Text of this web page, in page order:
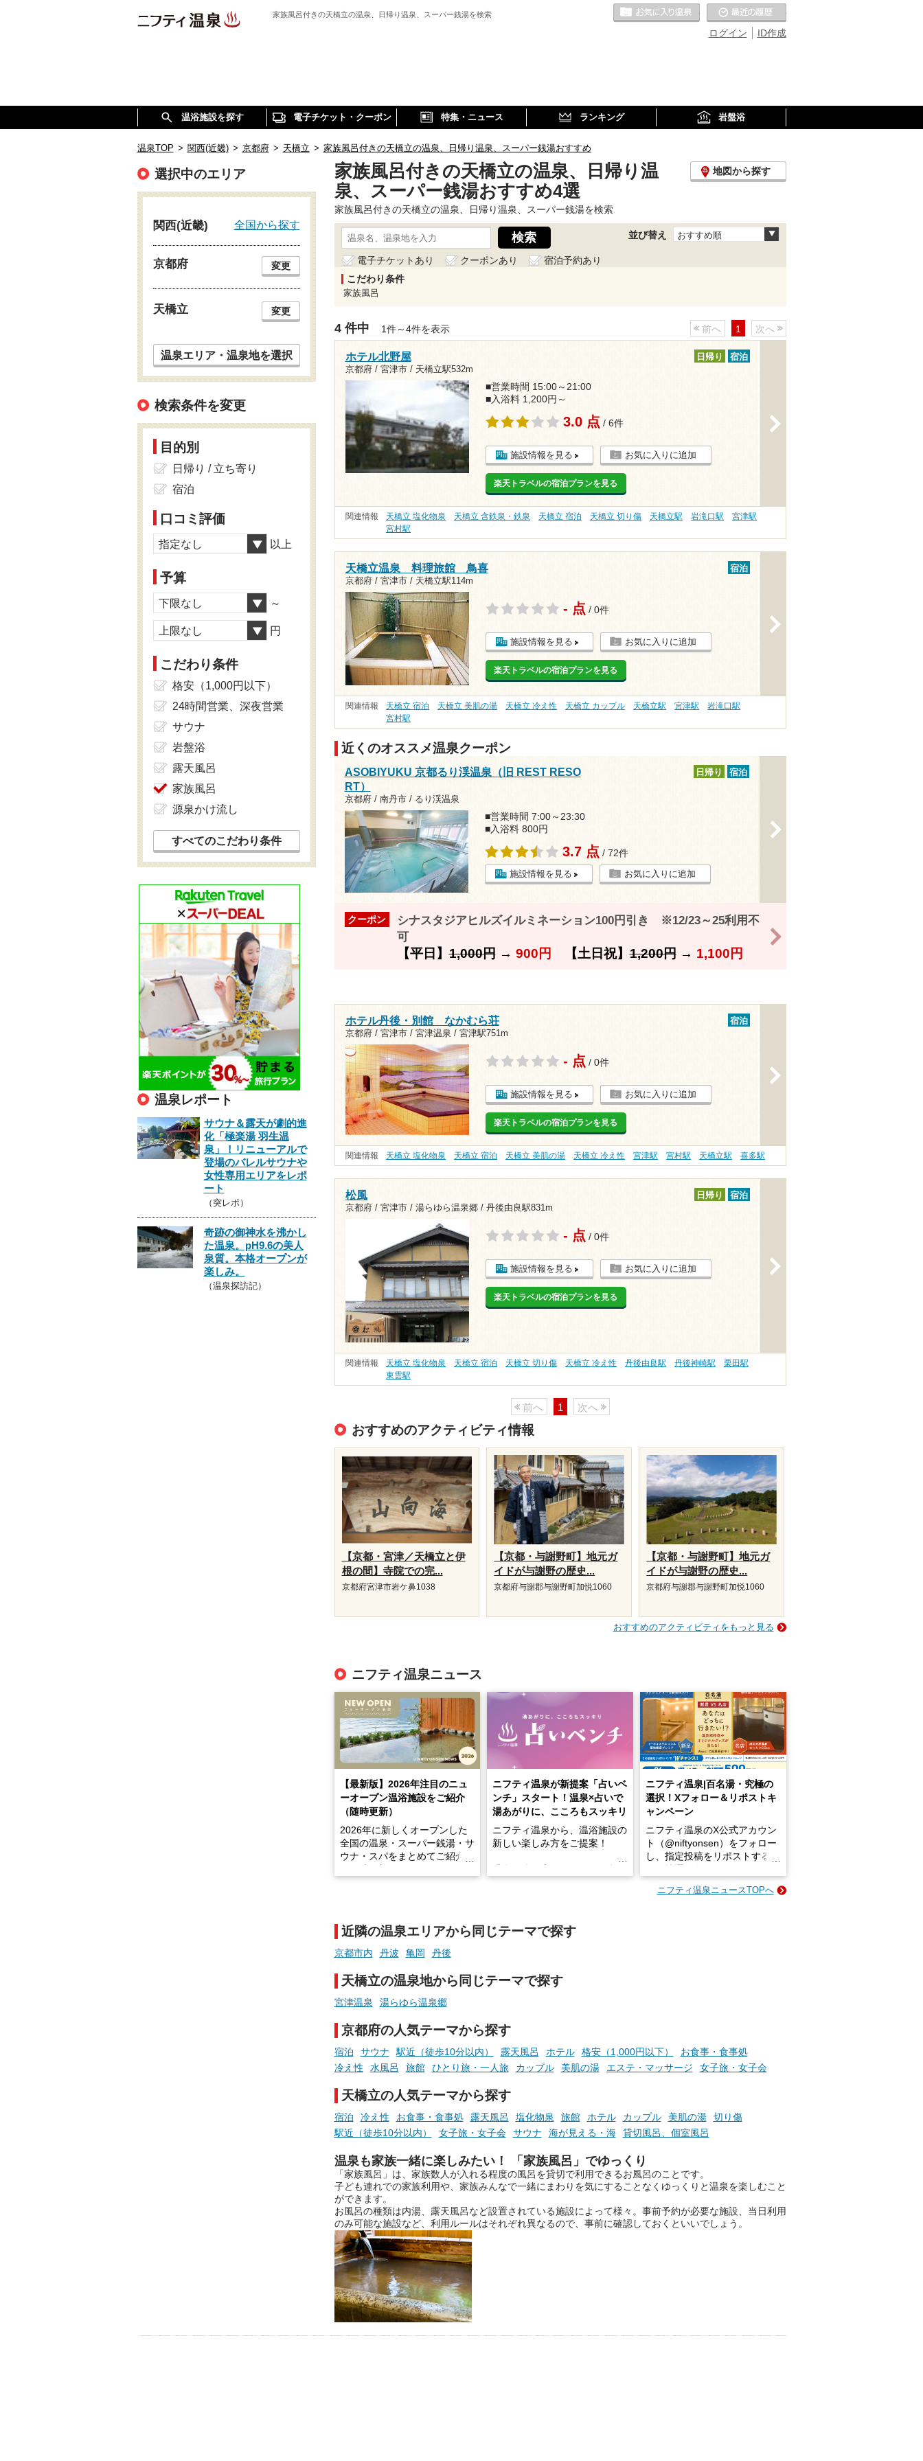
家族風呂付きの天橋立の温泉、日帰り温泉、スーパー銭湯を検索
ID作成
ログイン
お気に入りの温泉
温浴施設を探す 電子チケット・クーポン 特集・ニュース ランキング 岩盤浴
温泉TOP > 関西(近畿) > 京都府 > 天橋立 > 家族風呂付きの天橋立の温泉、日帰り温泉、スーパー銭湯おすすめ
家族風呂付きの天橋立の温泉、日帰り温
泉、スーパー銭湯おすすめ4選
地図から探す
家族風呂付きの天橋立の温泉、日帰り温泉、スーパー銭湯を検索
並び替え おすすめ順
電子チケットあり クーポンあり
宿泊予約あり
こだわり条件
家族風呂
4 件中 1件～4件を表示 前へ 1 次へ
ホテル北野屋
京都府 / 宮津市 / 天橋立駅532m
日帰り 宿泊
■営業時間 15:00～21:00
■入浴料 1,200円～
3.0 点 / 6件
施設情報を見る お気に入りに追加
楽天トラベルの宿泊プランを見る
関連情報 天橋立 塩化物泉 天橋立 含鉄泉・鉄泉 天橋立 宿泊 天橋立 切り傷 天橋立駅 岩滝口駅
宮津駅
宮村駅
天橋立温泉 料理旅館 鳥喜
京都府 / 宮津市 / 天橋立駅114m
宿泊
- 点 / 0件
施設情報を見る お気に入りに追加
楽天トラベルの宿泊プランを見る
関連情報 天橋立 宿泊 天橋立 美肌の湯 天橋立 冷え性 天橋立 カップル 天橋立駅 宮津駅
岩滝口駅
宮村駅
近くのオススメ温泉クーポン
ASOBIYUKU 京都るり渓温泉（旧 REST RESO
RT）
京都府 / 南丹市 / るり渓温泉
日帰り 宿泊
■営業時間 7:00～23:30
■入浴料 800円
3.7 点 / 72件
施設情報を見る お気に入りに追加
クーポン
シナスタジアヒルズイルミネーション100円引き ※12/23～25利用不
可
【平日】1,000円→ 900円 【土日祝】1,200円→ 1,100円
ホテル丹後・別館 なかむら荘
京都府 / 宮津市 / 宮津温泉 / 宮津駅751m
宿泊
- 点 / 0件
施設情報を見る お気に入りに追加
楽天トラベルの宿泊プランを見る
関連情報 天橋立 塩化物泉 天橋立 宿泊 天橋立 美肌の湯 天橋立 冷え性 宮津駅 宮村駅 天橋立駅 喜多駅
松風
京都府 / 宮津市 / 湯らゆら温泉郷 / 丹後由良駅831m
日帰り 宿泊
- 点 / 0件
施設情報を見る お気に入りに追加
楽天トラベルの宿泊プランを見る
関連情報 天橋立 塩化物泉 天橋立 宿泊 天橋立 切り傷 天橋立 冷え性 丹後由良駅 丹後神崎駅
栗田駅
東雲駅
前へ 1 次へ
おすすめのアクティビティ情報
【京都・宮津／天橋立と伊
根の間】寺院での完...
京都府宮津市岩ケ鼻1038
【京都・与謝野町】地元ガ
イドが与謝野の歴史...
京都府与謝郡与謝野町加悦1060
【京都・与謝野町】地元ガ
イドが与謝野の歴史...
京都府与謝郡与謝野町加悦1060
おすすめのアクティビティをもっと見る
ニフティ温泉ニュース
【最新版】2026年注目のニュ
ーオープン温浴施設をご紹介
（随時更新）
2026年に新しくオープンした
全国の温泉・スーパー銭湯・サ
ウナ・スパをまとめてご紹介！
います。
現地取材記事もあわせて紹介し
ていますので、気になる施設は
ぜひチェックして次のおでかけ
先の参考にしてみてください
ね。
ニフティ温泉が新提案「占いベ
ンチ」スタート！温泉×占いで
湯あがりに、こころもスッキリ
ニフティ温泉から、温浴施設の
新しい楽しみ方をご提案！
手相やタロットなど気軽に楽し
ニフティ温泉|百名湯・究極の
選択！Xフォロー＆リポストキ
ャンペーン
ニフティ温泉のX公式アカウン
ト（@niftyonsen）をフォロー
し、指定投稿をリポストする
GIFT500円分をプレゼントい
ニフティ温泉ニュースTOPへ
近隣の温泉エリアから同じテーマで探す
京都市内 丹波 亀岡 丹後
天橋立の温泉地から同じテーマで探す
宮津温泉 湯らゆら温泉郷
京都府の人気テーマから探す
宿泊 サウナ 駅近（徒歩10分以内） 露天風呂 ホテル 格安（1,000円以下）
お食事・食事処
冷え性
水風呂 旅館 ひとり旅・一人旅 カップル 美肌の湯 エステ・マッサージ 女子旅・女子会
天橋立の人気テーマから探す
宿泊 冷え性 お食事・食事処 露天風呂 塩化物泉 旅館 ホテル カップル 美肌の湯
切り傷
駅近（徒歩10分以内）
女子旅・女子会 サウナ 海が見える・海 貸切風呂、個室風呂
温泉も家族一緒に楽しみたい！ 「家族風呂」でゆっくり
「家族風呂」は、家族数人が入れる程度の風呂を貸切で利用できるお風呂のことです。
子ども連れでの家族利用や、家族みんなで一緒にまわりを気にすることなくゆっくりと温泉を楽しむこと
ができます。
お風呂の種類は内湯、露天風呂など設置されている施設によって様々。事前予約が必要な施設、当日利用
のみ可能な施設など、利用ルールはそれぞれ異なるので、事前に確認しておくといいでしょう。
選択中のエリア
関西(近畿) 全国から探す
京都府 変更
天橋立 変更
温泉エリア・温泉地を選択
検索条件を変更
目的別
日帰り / 立ち寄り
宿泊
口コミ評価
指定なし 以上
予算
下限なし ～
上限なし 円
こだわり条件
格安（1,000円以下）
24時間営業、深夜営業
サウナ
岩盤浴
露天風呂
家族風呂
源泉かけ流し
すべてのこだわり条件
温泉レポート
サウナ＆露天が劇的進
化「極楽湯 羽生温
泉」！リニューアルで
登場のバレルサウナや
女性専用エリアをレポ
ート
（突レポ）
奇跡の御神水を沸かし
た温泉。pH9.6の美人
泉質。本格オープンが
楽しみ。
（温泉探訪記）